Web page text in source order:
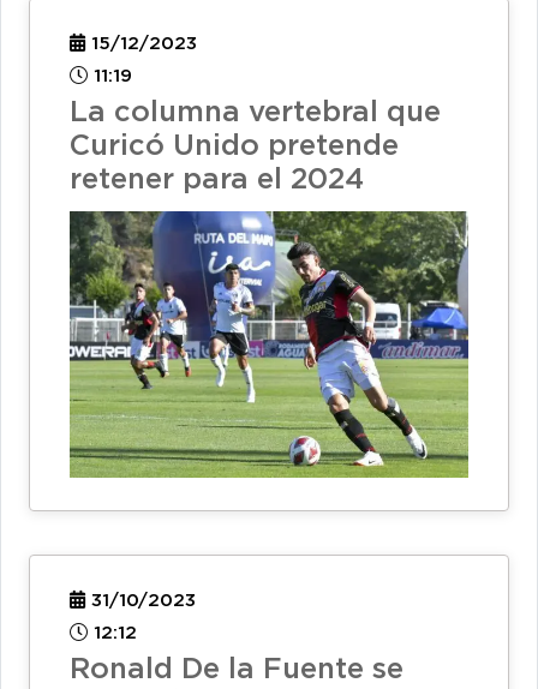
15/12/2023
11:19
La columna vertebral que
Curicó Unido pretende
retener para el 2024
31/10/2023
12:12
Ronald De la Fuente se